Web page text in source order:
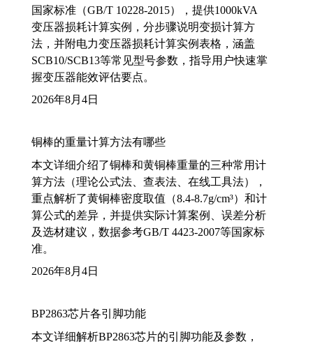
国家标准（GB/T 10228-2015），提供1000kVA
变压器损耗计算实例，分步骤说明变损计算方
法，并附电力变压器损耗计算实例表格，涵盖
SCB10/SCB13等常见型号参数，指导用户快速掌
握变压器能效评估要点。
2026年8月4日
铜棒的重量计算方法有哪些
本文详细介绍了铜棒和黄铜棒重量的三种常用计
算方法（理论公式法、查表法、在线工具法），
重点解析了黄铜棒密度取值（8.4-8.7g/cm³）和计
算公式的差异，并提供实际计算案例、误差分析
及选材建议，数据参考GB/T 4423-2007等国家标
准。
2026年8月4日
BP2863芯片各引脚功能
本文详细解析BP2863芯片的引脚功能及参数，